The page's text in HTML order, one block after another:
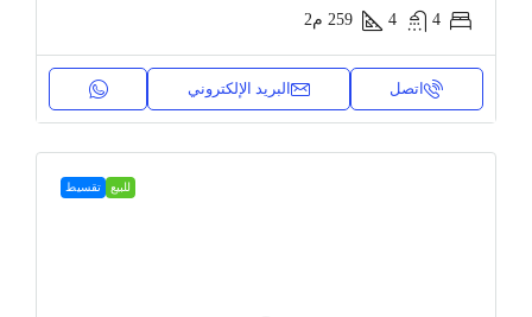
4
4
259 م2
اتصل البريد الإلكتروني
للبيع تقسيط